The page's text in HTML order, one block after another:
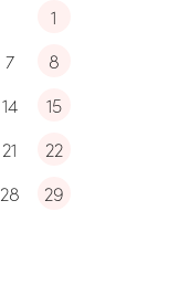
1
7
8
14
15
21
22
28
29